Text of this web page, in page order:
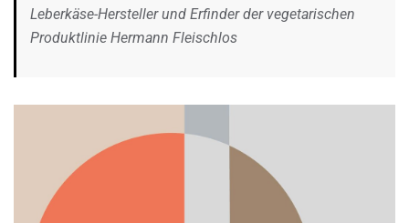
Leberkäse-Hersteller und Erfinder der vegetarischen
Produktlinie Hermann Fleischlos